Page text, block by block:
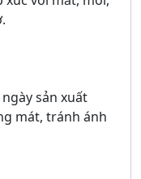
sản xuất
mát, tránh ánh